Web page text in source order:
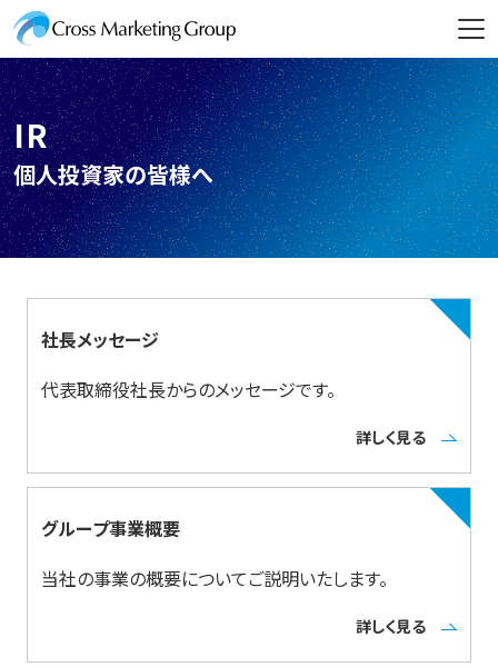
IR
個人投資家の皆様へ
社長メッセージ
代表取締役社長からのメッセージです。
詳しく見る
グループ事業概要
当社の事業の概要についてご説明いたします。
詳しく見る